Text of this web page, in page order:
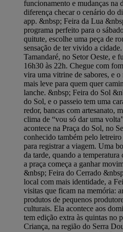
funcionamento e mudanças na
diferença checar o cenário do
app. &nbsp; Feira da Lua
programa perfeito para o
quitute, escolhe uma peça de
sensação de ter vivido a
Tamandaré, no Setor Oeste, e
16h30 às 22h. Chegue com
vira uma vitrine de sabores, e
mais leve para quem quer
lanche. &nbsp; Feira do Sol
do Sol, e o passeio tem uma
redor, bancas com artesanato,
clima de “vou só dar uma
acontece na Praça do Sol, no
conhecido também pelo
para registrar a viagem. Uma
da tarde, quando a
a praça começa a ganhar
&nbsp; Feira do Cerrado
local com mais identidade, a
visitas que ficam na memória:
produtos de pequenos
culturais. Ela acontece aos
tem edição extra às quintas no
Criança, na região do Serra